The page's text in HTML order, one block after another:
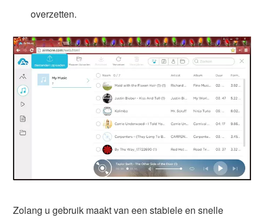
overzetten.
Zolang u gebruik maakt van een stabiele en snelle